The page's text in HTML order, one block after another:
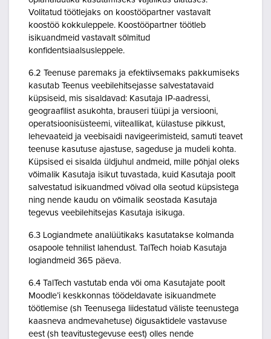
Volitatud töötlejaks on koostööpartner vastavalt
koostöö kokkuleppele. Koostööpartner töötleb
isikuandmeid vastavalt sõlmitud
konfidentsiaalsusleppele.
6.2 Teenuse paremaks ja efektiivsemaks pakkumiseks
kasutab Teenus veebilehitsejasse salvestatavaid
küpsiseid, mis sisaldavad: Kasutaja IP-aadressi,
geograafilist asukohta, brauseri tüüpi ja versiooni,
operatsioonisüsteemi, viiteallikat, külastuse pikkust,
lehevaateid ja veebisaidi navigeerimisteid, samuti teavet
teenuse kasutuse ajastuse, sageduse ja mudeli kohta.
Küpsised ei sisalda üldjuhul andmeid, mille põhjal oleks
võimalik Kasutaja isikut tuvastada, kuid Kasutaja poolt
salvestatud isikuandmed võivad olla seotud küpsistega
ning nende kaudu on võimalik seostada Kasutaja
tegevus veebilehitsejas Kasutaja isikuga.
6.3 Logiandmete analüütikaks kasutatakse kolmanda
osapoole tehnilist lahendust. TalTech hoiab Kasutaja
logiandmeid 365 päeva.
6.4 TalTech vastutab enda või oma Kasutajate poolt
Moodle’i keskkonnas töödeldavate isikuandmete
töötlemise (sh Teenusega liidestatud väliste teenustega
kaasneva andmevahetuse) õigusaktidele vastavuse
eest (sh teavitustegevuse eest) olles nende